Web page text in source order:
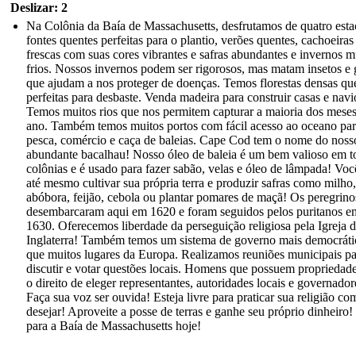
Deslizar: 2
Na Colônia da Baía de Massachusetts, desfrutamos de quatro
fontes quentes perfeitas para o plantio, verões quentes, cachoeiras
frescas com suas cores vibrantes e safras abundantes e invernos
frios. Nossos invernos podem ser rigorosos, mas matam insetos e
que ajudam a nos proteger de doenças. Temos florestas densas
perfeitas para desbaste. Venda madeira para construir casas e
Temos muitos rios que nos permitem capturar a maioria dos
ano. Também temos muitos portos com fácil acesso ao oceano
pesca, comércio e caça de baleias. Cape Cod tem o nome do
abundante bacalhau! Nosso óleo de baleia é um bem valioso em
colônias e é usado para fazer sabão, velas e óleo de lâmpada!
até mesmo cultivar sua própria terra e produzir safras como milho,
abóbora, feijão, cebola ou plantar pomares de maçã! Os
desembarcaram aqui em 1620 e foram seguidos pelos puritanos
1630. Oferecemos liberdade da perseguição religiosa pela Igreja
Inglaterra! Também temos um sistema de governo mais
que muitos lugares da Europa. Realizamos reuniões municipais
discutir e votar questões locais. Homens que possuem
o direito de eleger representantes, autoridades locais e
Faça sua voz ser ouvida! Esteja livre para praticar sua religião
desejar! Aproveite a posse de terras e ganhe seu próprio dinheiro!
para a Baía de Massachusetts hoje!